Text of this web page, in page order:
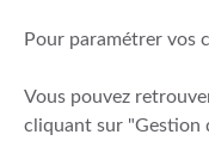
Mentions légales
Prévention de la fraude
Pour paramétrer vos
Vous pouvez
cliquant sur "Gestion